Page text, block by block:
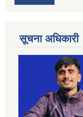
सूचना अधिकारी